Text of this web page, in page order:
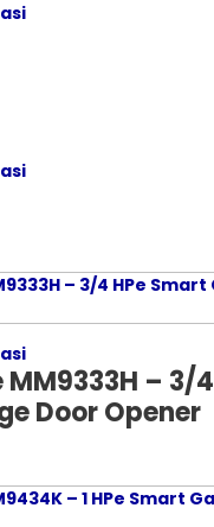
– 3/
Door Opener